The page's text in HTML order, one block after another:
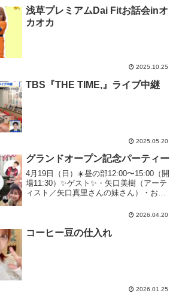
浅草プレミアムDai Fitお話会inオ
カオカ
2025.10.25
TBS『THE TIME,』ライブ中継
2025.05.20
グランドオープン記念パーティー
4月19日（日）☀️昼の部12:00〜15:00（開
場11:30）✨ゲスト✨・矢口美樹（アーテ
ィスト／矢口真里さんの妹さん）・おか
ント）・飯島アツシ（アーティスト）🌙
2026.04.20
コーヒー豆の仕入れ
2026.01.25